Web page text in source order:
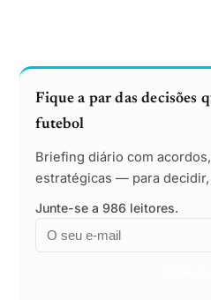
Fique a par das decisões
futebol
Briefing diário com
estratégicas — para
Junte-se a 986 leitores.
Email
Empresa